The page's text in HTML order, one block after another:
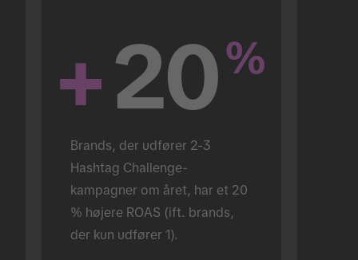
+20%
Brands, der udfører 2-3
Hashtag Challenge-
kampagner om året, har et 20
% højere ROAS (ift. brands,
der kun udfører 1).